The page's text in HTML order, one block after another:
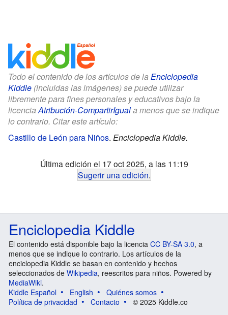
Todo el contenido de los artículos de la Enciclopedia
Kiddle (incluidas las imágenes) se puede utilizar
libremente para fines personales y educativos bajo la
licenciaAtribución-CompartirIguala menos que se indique
lo contrario. Citar este artículo:
Castillo de León para Niños. Enciclopedia Kiddle.
Última edición el 17 oct 2025, a las 11:19
Sugerir una edición.
Enciclopedia Kiddle
El contenido está disponible bajo la licencia CC BY-SA 3.0, a
menos que se indique lo contrario. Los artículos de la
enciclopedia Kiddle se basan en contenido y hechos
seleccionados de Wikipedia, reescritos para niños. Powered by
MediaWiki.
Kiddle Español
English
Quiénes somos
Política de privacidad
Contacto © 2025 Kiddle.co